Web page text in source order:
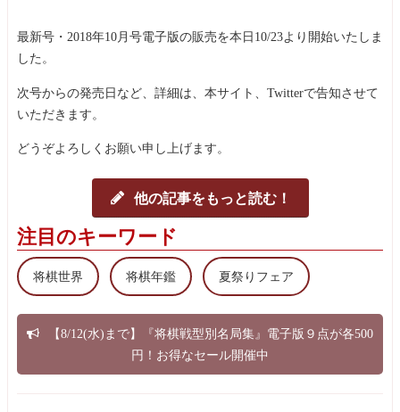
最新号・2018年10月号電子版の販売を本日10/23より開始いたしま
した。
次号からの発売日など、詳細は、本サイト、Twitterで告知させて
いただきます。
どうぞよろしくお願い申し上げます。
他の記事をもっと読む！
注目のキーワード
将棋世界 将棋年鑑 夏祭りフェア
【8/12(水)まで】『将棋戦型別名局集』電子版９点が各500
円！お得なセール開催中